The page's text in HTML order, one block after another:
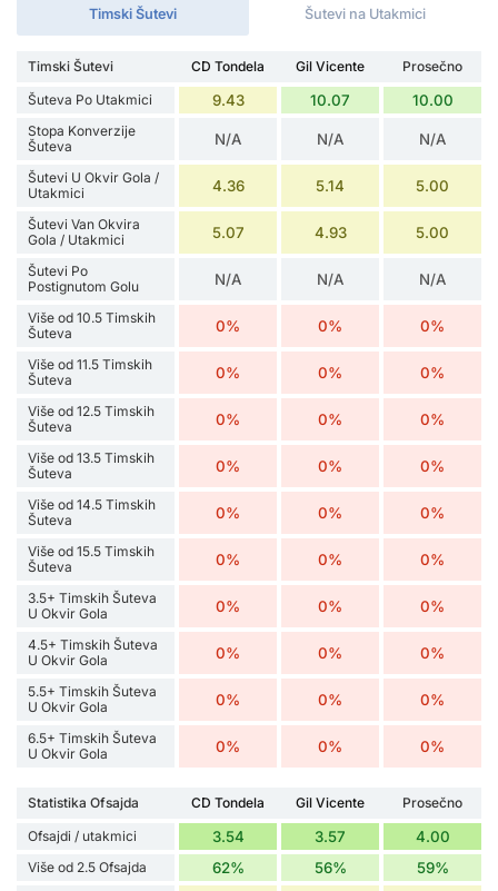
Timski Šutevi Šutevi na Utakmici
Timski Šutevi CD Tondela Gil Vicente
Prosečno
Šuteva Po Utakmici
9.43 10.07 10.00
Stopa Konverzije
Šuteva
N/A N/A N/A
Šutevi U Okvir Gola /
Utakmici
4.36 5.14 5.00
Šutevi Van Okvira
Gola / Utakmici
5.07 4.93 5.00
Šutevi Po
Postignutom Golu
N/A N/A N/A
Više od 10.5 Timskih
Šuteva
0% 0% 0%
Više od 11.5 Timskih
Šuteva
0% 0% 0%
Više od 12.5 Timskih
Šuteva
0% 0% 0%
Više od 13.5 Timskih
Šuteva
0% 0% 0%
Više od 14.5 Timskih
Šuteva
0% 0% 0%
Više od 15.5 Timskih
Šuteva
0% 0% 0%
3.5+ Timskih Šuteva
U Okvir Gola
0% 0% 0%
4.5+ Timskih Šuteva
U Okvir Gola
0% 0% 0%
5.5+ Timskih Šuteva
U Okvir Gola
0% 0% 0%
6.5+ Timskih Šuteva
U Okvir Gola
0% 0% 0%
Statistika Ofsajda CD Tondela Gil Vicente
Prosečno
Ofsajdi / utakmici
3.54 3.57 4.00
Više od 2.5 Ofsajda 62% 56% 59%